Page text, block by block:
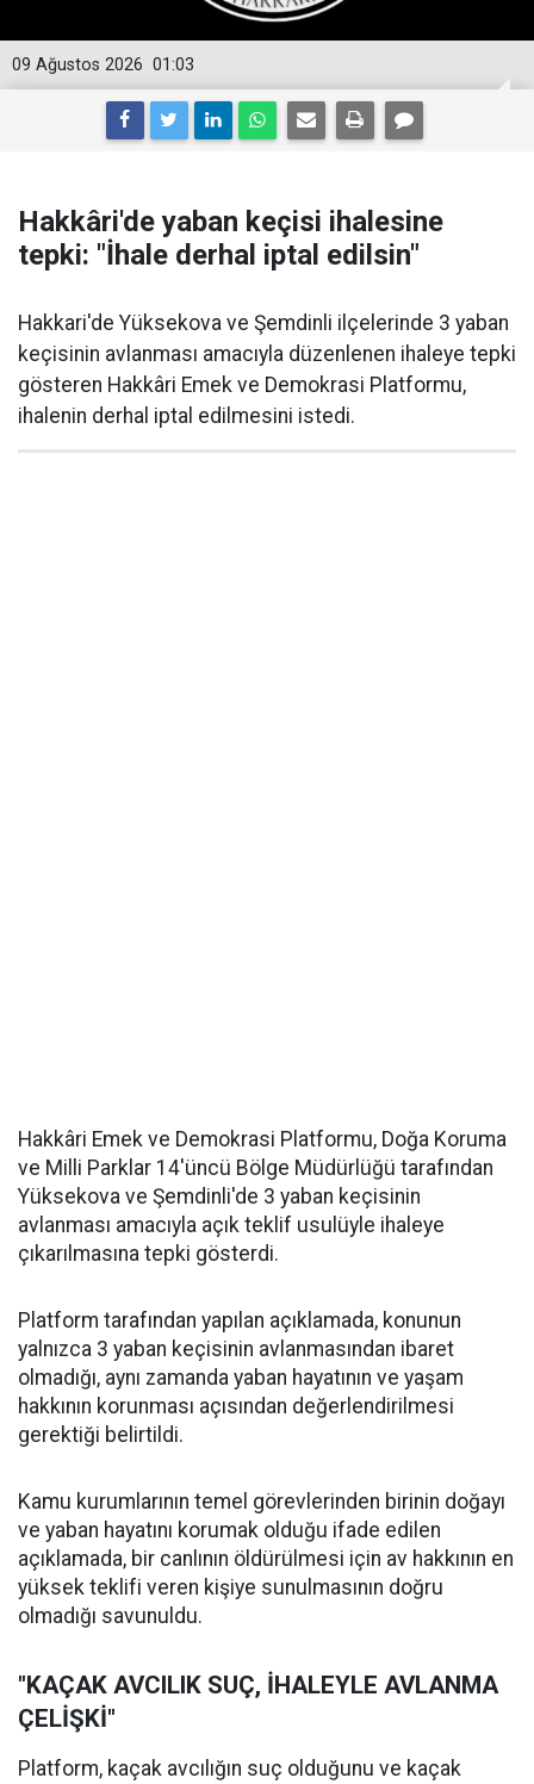
01:03
09 Ağustos 2026
Hakkâri'de yaban keçisi ihalesine
tepki: "İhale derhal iptal edilsin"
Hakkari'de Yüksekova ve Şemdinli ilçelerinde 3 yaban
keçisinin avlanması amacıyla düzenlenen ihaleye tepki
gösteren Hakkâri Emek ve Demokrasi Platformu,
ihalenin derhal iptal edilmesini istedi.
Hakkâri Emek ve Demokrasi Platformu, Doğa Koruma
ve Milli Parklar 14'üncü Bölge Müdürlüğü tarafından
Yüksekova ve Şemdinli'de 3 yaban keçisinin
avlanması amacıyla açık teklif usulüyle ihaleye
çıkarılmasına tepki gösterdi.
Platform tarafından yapılan açıklamada, konunun
yalnızca 3 yaban keçisinin avlanmasından ibaret
olmadığı, aynı zamanda yaban hayatının ve yaşam
hakkının korunması açısından değerlendirilmesi
gerektiği belirtildi.
Kamu kurumlarının temel görevlerinden birinin doğayı
ve yaban hayatını korumak olduğu ifade edilen
açıklamada, bir canlının öldürülmesi için av hakkının en
yüksek teklifi veren kişiye sunulmasının doğru
olmadığı savunuldu.
"KAÇAK AVCILIK SUÇ, İHALEYLE AVLANMA
ÇELİŞKİ"
Platform, kaçak avcılığın suç olduğunu ve kaçak